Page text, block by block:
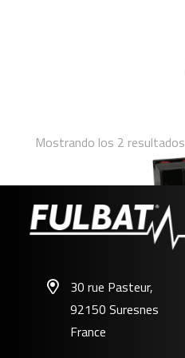
Mostrando los 2 resultados
30 rue Pasteur,
92150 Suresnes
France